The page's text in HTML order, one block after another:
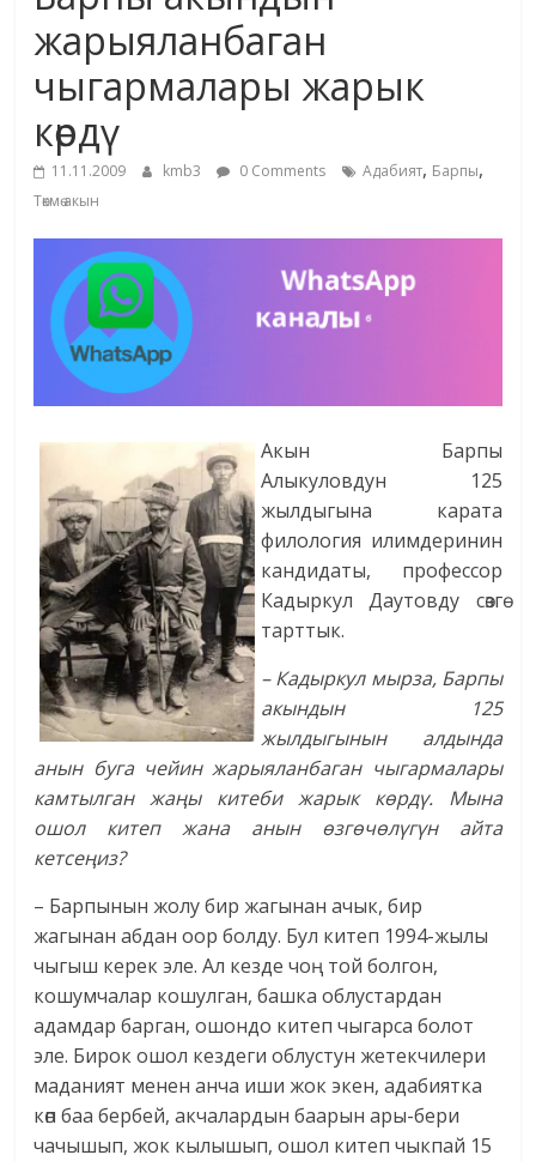
маданияты
жана
адабияты
жарыяланбаган
чыгармалары жарык
көрдү
11.11.2009 kmb3 0 Comments Адабият, Барпы,
Төкмө акын
Акын Барпы
Алыкуловдун 125
жылдыгына карата
филология илимдеринин
кандидаты, профессор
Кадыркул Даутовду сөзгө
тарттык.
– Кадыркул мырза, Барпы
акындын 125
жылдыгынын алдында
анын буга чейин жарыяланбаган чыгармалары
камтылган жаңы китеби жарык көрдү. Мына
ошол китеп жана анын өзгөчөлүгүн айта
кетсеңиз?
– Барпынын жолу бир жагынан ачык, бир
жагынан абдан оор болду. Бул китеп 1994-жылы
чыгыш керек эле. Ал кезде чоң той болгон,
кошумчалар кошулган, башка облустардан
адамдар барган, ошондо китеп чыгарса болот
эле. Бирок ошол кездеги облустун жетекчилери
маданият менен анча иши жок экен, адабиятка
көп баа бербей, акчалардын баарын ары-бери
чачышып, жок кылышып, ошол китеп чыкпай 15